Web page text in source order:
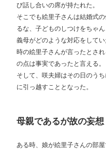
び話し合いの席が持たれた。
そこでも絵里子さんは結婚式
るな、子どものしつけをちゃ
義母がどのような対応をして
時の絵里子さんが言ったとさ
の点は事実であったと言える。
そして、咲夫婦はその日のう
に引っ越すこととなった。
母親であるが故の妄想
ある時、娘が絵里子さんの部